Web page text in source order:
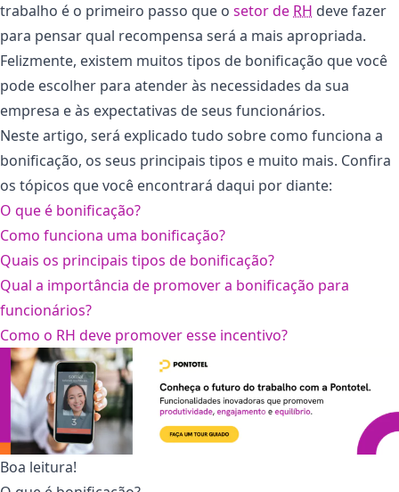
trabalho é o primeiro passo que o setor de RH deve fazer
para pensar qual recompensa será a mais apropriada.
Felizmente, existem muitos tipos de bonificação que você
pode escolher para atender às necessidades da sua
empresa e às expectativas de seus funcionários.
Neste artigo, será explicado tudo sobre como funciona a
bonificação, os seus principais tipos e muito mais. Confira
os tópicos que você encontrará daqui por diante:
O que é bonificação?
Como funciona uma bonificação?
Quais os principais tipos de bonificação?
Qual a importância de promover a bonificação para
funcionários?
Como o RH deve promover esse incentivo?
Boa leitura!